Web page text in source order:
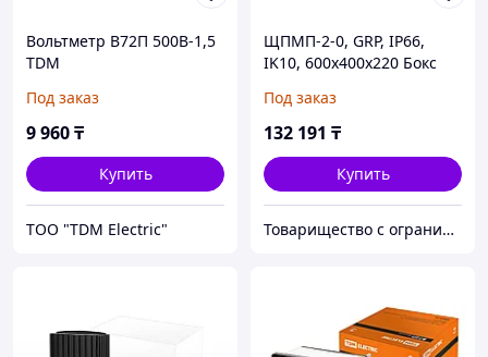
Вольтметр В72П 500В-1,5
TDM
Под заказ
9 960₸
Купить
ТОО "TDM Electric"
ЩПМП-2-0, GRP, IP66,
IK10, 600х400х220 Бокс
антивандальный
Под заказ
132 191 ₸
Купить
Товарищество с ограниченной ответственностью "Nabludenie.kz"